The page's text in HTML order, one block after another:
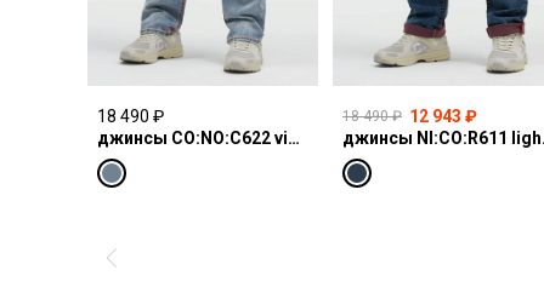
18 490 ₽
джинсы CO:NO:C622 vintage blue print
18 490 ₽ 12 943 ₽